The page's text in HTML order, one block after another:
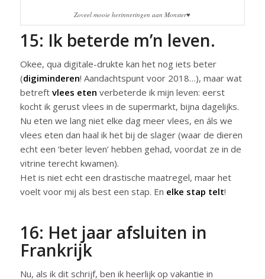
Zoveel mooie herinneringen aan Monster♥
15: Ik beterde m’n leven.
Okee, qua digitale-drukte kan het nog iets beter
(digiminderen! Aandachtspunt voor 2018…), maar wat
betreft vlees eten verbeterde ik mijn leven: eerst
kocht ik gerust vlees in de supermarkt, bijna dagelijks.
Nu eten we lang niet elke dag meer vlees, en áls we
vlees eten dan haal ik het bij de slager (waar de dieren
echt een ‘beter leven’ hebben gehad, voordat ze in de
vitrine terecht kwamen).
Het is niet echt een drastische maatregel, maar het
voelt voor mij als best een stap. En elke stap telt!
16: Het jaar afsluiten in
Frankrijk
Nu, als ik dit schrijf, ben ik heerlijk op vakantie in